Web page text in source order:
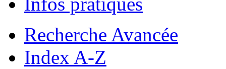
Recherche Avancée
Index A-Z